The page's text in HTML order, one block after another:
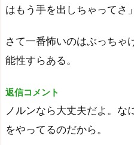
はもう手を出しちゃってさ」
さて一番怖いのはぶっちゃ
能性すらある。
返信コメント
ノルンなら大丈夫だよ。な
をやってるのだから。